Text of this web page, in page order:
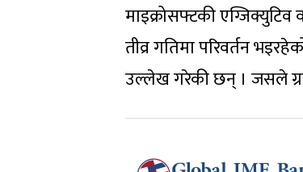
माइक्रोसफ्टकी
तीव्र गतिमा परिवर्तन
उल्लेख गरेकी छन् । जसले